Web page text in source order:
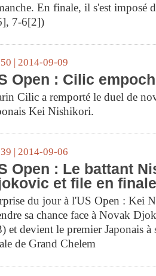
En finale, il s'est imposé
7-6[2])
| 2014-09-09
Open : Cilic
Cilic a remporté le duel de
Kei Nishikori.
| 2014-09-06
Open : Le battant
et file en finale
du jour à l'US Open : Kei
sa chance face à Novak
et devient le premier Japonais
de Grand Chelem